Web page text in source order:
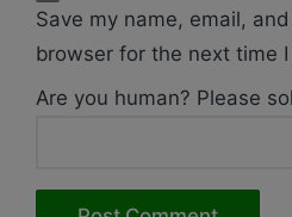
Save my name, email,
browser for the next time
Are you human? Please